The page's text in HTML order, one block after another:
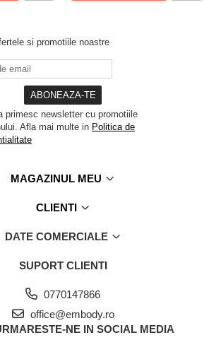
si promotiile noastre
primesc newsletter cu promotiile
Afla mai multe in Politica de
MAGAZINUL MEU
CLIENTI
DATE COMERCIALE
SUPORT CLIENTI
0770147866
office@embody.ro
NE IN SOCIAL MEDIA